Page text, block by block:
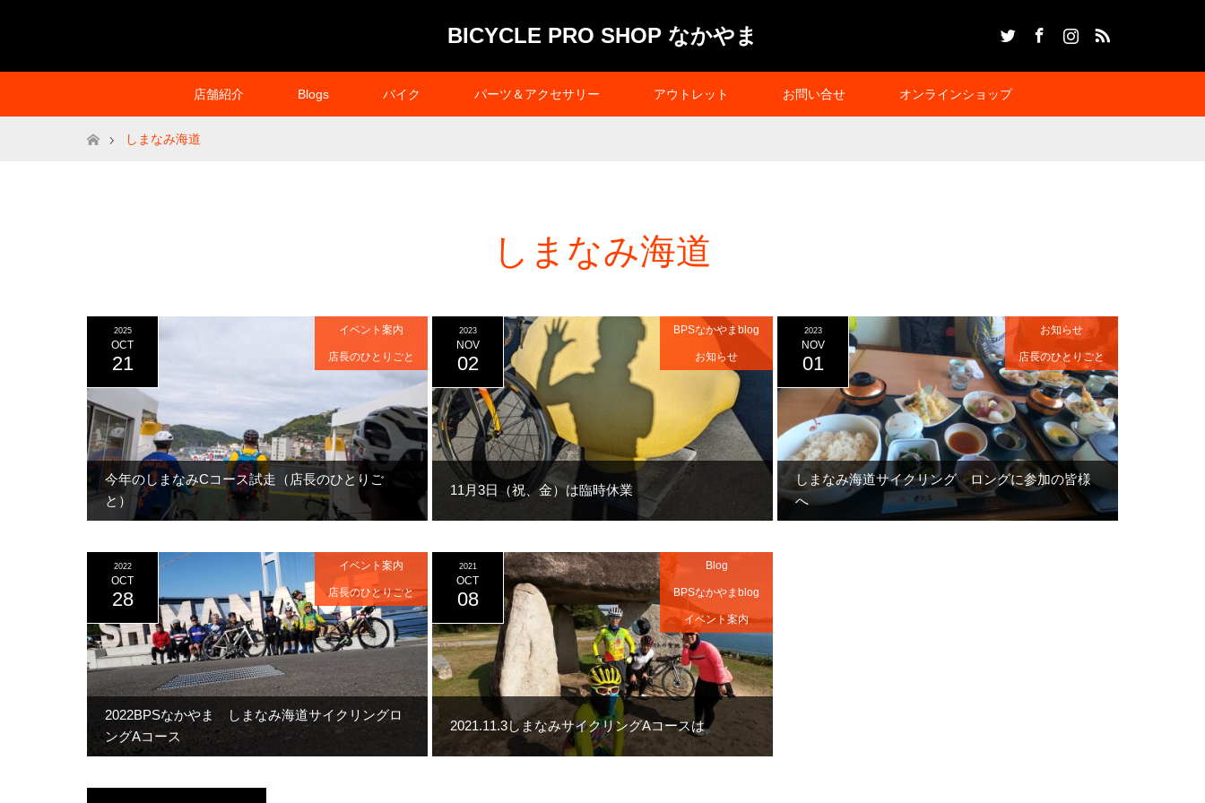
BICYCLE PRO SHOP なかやま
店舗紹介 Blogs バイク パーツ＆アクセサリー アウトレット お問い合せ オンラインショップ
ホームしまなみ海道
しまなみ海道
今年のしまなみCコース試走（店長のひとりご
と）
2025
OCT
21
イベント案内
店長のひとりごと
11月3日（祝、金）は臨時休業
2023
NOV
02
BPSなかやまblog
お知らせ
しまなみ海道サイクリング ロングに参加の皆様
へ
2023
NOV
01
お知らせ
店長のひとりごと
2022BPSなかやま しまなみ海道サイクリングロ
ングAコース
2022
OCT
28
イベント案内
店長のひとりごと
2021.11.3しまなみサイクリングAコースは
2021
OCT
08
Blog
BPSなかやまblog
イベント案内